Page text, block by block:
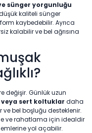
sünger yorgunluğu
kaliteli sünger
kaybedebilir. Ayrıca
kalabilir ve bel ağrısına
değişir. Günlük uzun
sert koltuklar daha
ve bel boşluğu desteklenir.
ve rahatlama için idealdir
yol açabilir.